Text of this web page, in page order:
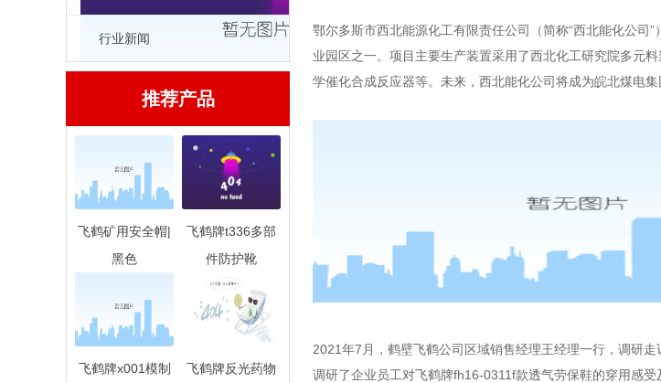
行业新闻
推荐产品
飞鹤矿用安全帽|
黑色
飞鹤牌t336多部
件防护靴
飞鹤牌x001模制
飞鹤牌反光药物
鄂尔多斯市西北能源化工有限责任公司（简称“西北能化公司
业园区之一。项目主要生产装置采用了西北化工研究院多元
学催化合成反应器等。未来，西北能化公司将成为皖北煤电
2021年7月，鹤壁飞鹤公司区域销售经理王经理一行，调研
调研了企业员工对飞鹤牌fh16-0311f款透气劳保鞋的穿用感受